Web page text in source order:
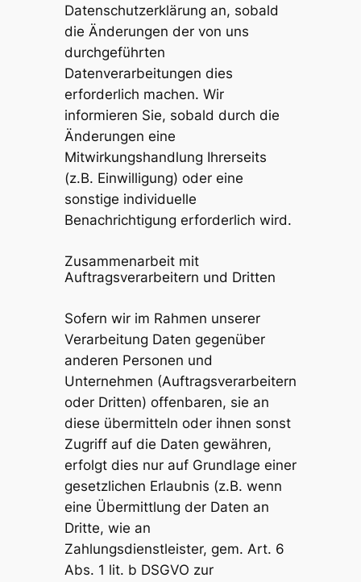
Datenschutzerklärung an, sobald
die Änderungen der von uns
durchgeführten
Datenverarbeitungen dies
erforderlich machen. Wir
informieren Sie, sobald durch die
Änderungen eine
Mitwirkungshandlung Ihrerseits
(z.B. Einwilligung) oder eine
sonstige individuelle
Benachrichtigung erforderlich wird.
Zusammenarbeit mit
Auftragsverarbeitern und Dritten
Sofern wir im Rahmen unserer
Verarbeitung Daten gegenüber
anderen Personen und
Unternehmen (Auftragsverarbeitern
oder Dritten) offenbaren, sie an
diese übermitteln oder ihnen sonst
Zugriff auf die Daten gewähren,
erfolgt dies nur auf Grundlage einer
gesetzlichen Erlaubnis (z.B. wenn
eine Übermittlung der Daten an
Dritte, wie an
Zahlungsdienstleister, gem. Art. 6
Abs. 1 lit. b DSGVO zur